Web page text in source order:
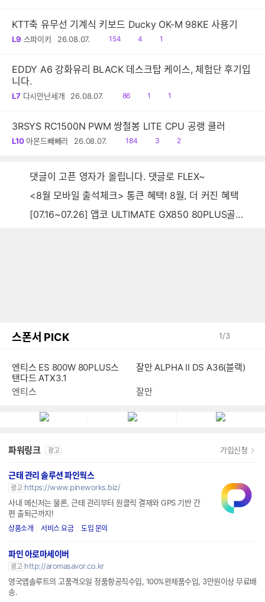
KTT축 유무선 기계식 키보드 Ducky OK-M 98KE 사용기
L9 스파이키 26.08.07.
읽
154
공
4
댓1
EDDY A6 강화유리 BLACK 데스크탑 케이스, 체험단 후기입
니다.
L7 다시만난세개 26.08.07.
읽
86
공1
댓1
3RSYS RC1500N PWM 쌍철봉 LITE CPU 공랭 쿨러
L10 아몬드빼빼러 26.08.07.
읽
184
공
3
댓
2
댓글이 고픈 영자가 올립니다. 댓글로 FLEX~
<8월 모바일 출석체크> 통큰 혜택! 8월, 더 커진 혜택
[07.16~07.26] 앱코 ULTIMATE GX850 80PLUS골드 풀모듈러 ATX3.0 블랙
스폰서 PICK 1/3
엔티스 ES 800W 80PLUS스
탠다드 ATX3.1
엔티스
잘만 ALPHA II DS A36(블랙)
잘만
파워링크 광고 가입신청
근태 관리 솔루션 파인웍스
광고 https://www.pineworks.biz/
사내 메신저는 물론, 근태 관리부터 원클릭 결재와 GPS 기반 간
편 출퇴근까지!
상품소개 서비스 요금 도입 문의
파인 아로마세이버
광고 http://aromasavor.co.kr
영국앱솔루트의 고품격오일 정품항공직수입, 100%완제품수입, 3만원이상 무료배
송.